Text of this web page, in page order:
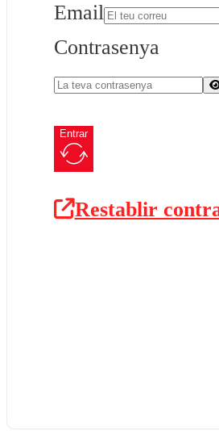
Email
Contrasenya
Entrar
Restablir